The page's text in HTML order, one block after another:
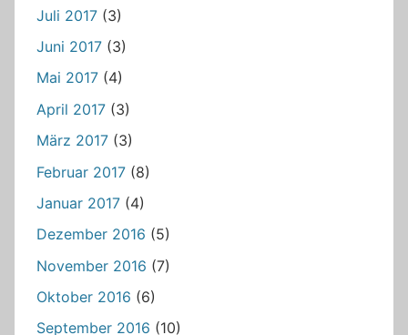
Juli 2017 (3)
Juni 2017 (3)
Mai 2017 (4)
April 2017 (3)
März 2017 (3)
Februar 2017 (8)
Januar 2017 (4)
Dezember 2016 (5)
November 2016 (7)
Oktober 2016 (6)
September 2016 (10)